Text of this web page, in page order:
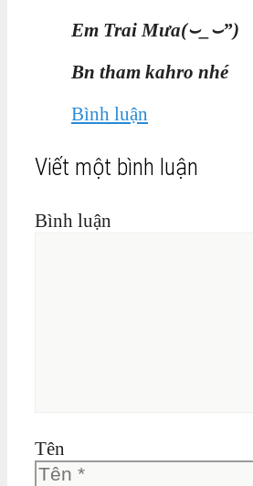
Em Trai Mưa(⌣_⌣”)
Bn tham kahro nhé
Bình luận
Viết một bình luận
Bình luận
Tên